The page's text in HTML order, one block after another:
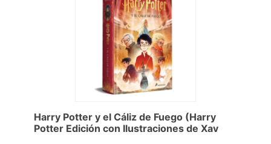
Harry Potter y el Cáliz de Fuego (Harry
Potter Edición con Ilustraciones de Xav